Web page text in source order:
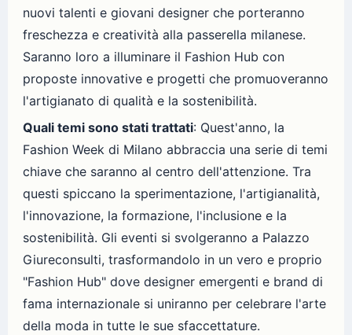
nuovi talenti e giovani designer che porteranno
freschezza e creatività alla passerella milanese.
Saranno loro a illuminare il Fashion Hub con
proposte innovative e progetti che promuoveranno
l'artigianato di qualità e la sostenibilità.
Quali temi sono stati trattati: Quest'anno, la
Fashion Week di Milano abbraccia una serie di temi
chiave che saranno al centro dell'attenzione. Tra
questi spiccano la sperimentazione, l'artigianalità,
l'innovazione, la formazione, l'inclusione e la
sostenibilità. Gli eventi si svolgeranno a Palazzo
Giureconsulti, trasformandolo in un vero e proprio
"Fashion Hub" dove designer emergenti e brand di
fama internazionale si uniranno per celebrare l'arte
della moda in tutte le sue sfaccettature.